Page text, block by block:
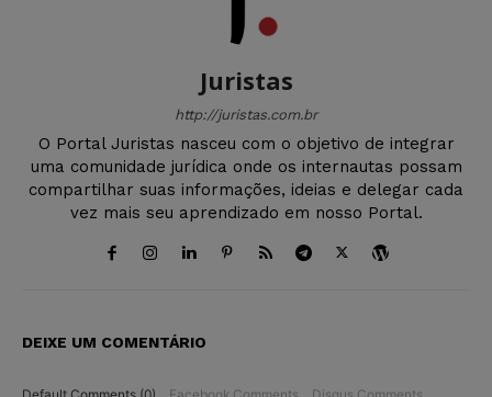
Juristas
http://juristas.com.br
O Portal Juristas nasceu com o objetivo de integrar
uma comunidade jurídica onde os internautas possam
compartilhar suas informações, ideias e delegar cada
vez mais seu aprendizado em nosso Portal.
DEIXE UM COMENTÁRIO